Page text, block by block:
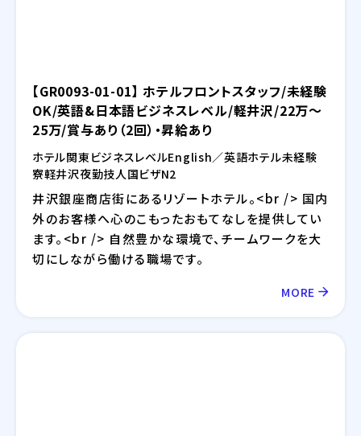
【GR0093-01-01】 ホテルフロントスタッフ/未経験
OK/英語&日本語ビジネスレベル/軽井沢/22万～
25万/賞与あり（2回）・昇給あり
ホテル関東 ビジネスレベルEnglish／英語ホテル未経験
寮軽井沢夜勤技人国ビザN2
井沢銀座商店街にあるリゾートホテル。<br /> 国内
外のお客様へ心のこもったおもてなしを提供してい
ます。<br /> 自然豊かな環境で、チームワークを大
切にしながら働ける職場です。
MORE